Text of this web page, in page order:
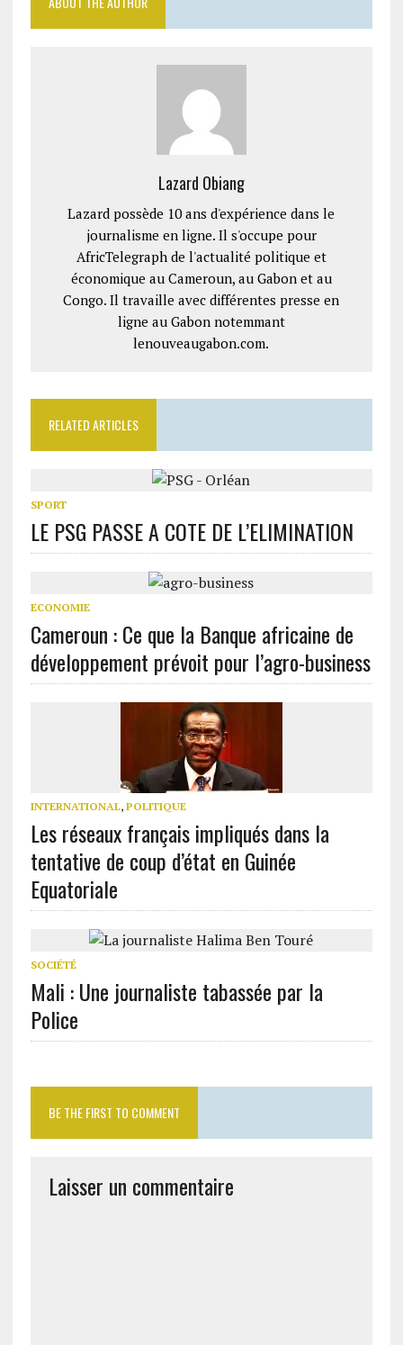
Lazard Obiang
Lazard possède 10 ans d'expérience dans le
journalisme en ligne. Il s'occupe pour
AfricTelegraph de l'actualité politique et
économique au Cameroun, au Gabon et au
Congo. Il travaille avec différentes presse en
ligne au Gabon notemmant
lenouveaugabon.com.
RELATED ARTICLES
SPORT
LE PSG PASSE A COTE DE L’ELIMINATION
ECONOMIE
Cameroun : Ce que la Banque africaine de
développement prévoit pour l’agro-business
INTERNATIONAL, POLITIQUE
Les réseaux français impliqués dans la
tentative de coup d’état en Guinée
Equatoriale
SOCIÉTÉ
Mali : Une journaliste tabassée par la
Police
BE THE FIRST TO COMMENT
Laisser un commentaire